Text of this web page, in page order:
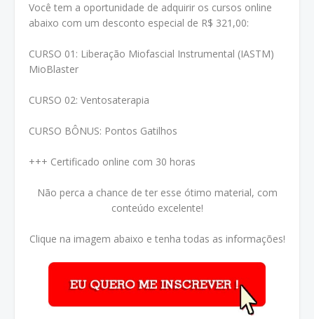
Você tem a oportunidade de adquirir os cursos online
abaixo com um desconto especial de R$ 321,00:
CURSO 01: Liberação Miofascial Instrumental (IASTM)
MioBlaster
CURSO 02: Ventosaterapia
CURSO BÔNUS: Pontos Gatilhos
+++ Certificado online com 30 horas
Não perca a chance de ter esse ótimo material, com
conteúdo excelente!
Clique na imagem abaixo e tenha todas as informações!